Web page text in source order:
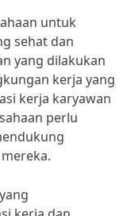
untuk
sehat dan
yang dilakukan
kerja yang
kerja karyawan
perlu